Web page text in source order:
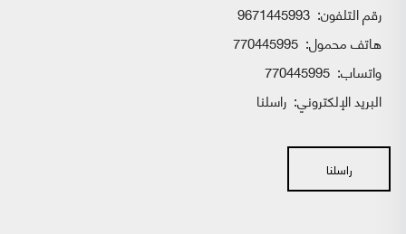
رقم التلفون: 9671445993
هاتف محمول: 770445995
واتساب:
البريد الإلكتروني: راسلنا
راسلنا